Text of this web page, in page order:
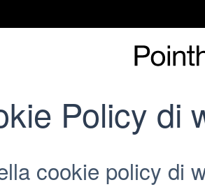
Policy di
cookie policy di